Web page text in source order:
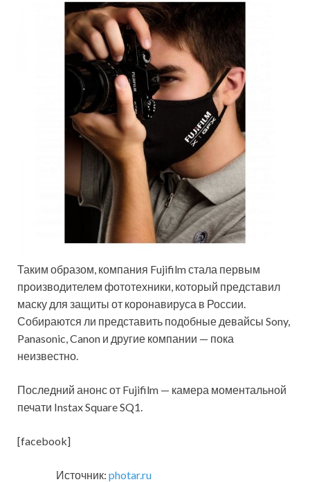
Таким образом, компания Fujifilm стала первым
производителем фототехники, который представил
маску для защиты от коронавируса в России.
Собираются ли представить подобные девайсы Sony,
Panasonic, Canon и другие компании — пока
неизвестно.
Последний анонс от Fujifilm — камера моментальной
печати Instax Square SQ1.
[facebook]
Источник: photar.ru